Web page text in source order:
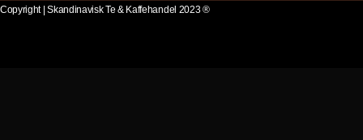
Copyright | Skandinavisk Te & Kaffehandel 2023 ®